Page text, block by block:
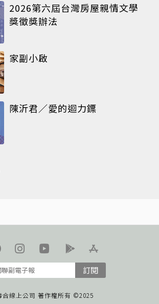
2026第六屆台灣房屋親情文學
獎徵獎辦法
家副小啟
陳沂君／愛的迴力鏢
訂閱
合線上公司 著作權所有 ©2025